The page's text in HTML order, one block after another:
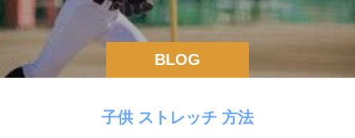
BLOG
子供 ストレッチ 方法